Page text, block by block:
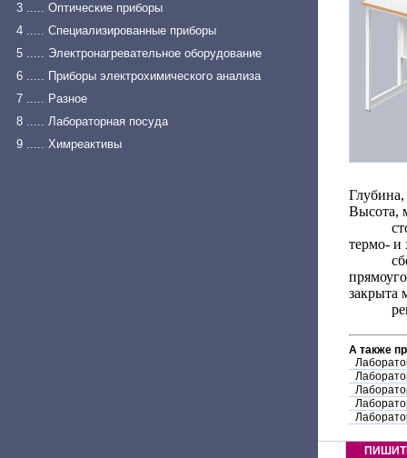
3 ..... Оптические приборы
4 ..... Специализированные приборы
5 ..... Электронагревательное оборудование
6 ..... Приборы электрохимического анализа
7 ..... Разное
8 ..... Лабораторная посуда
9 ..... Химреактивы
Высота,
термо- и
закрыта
А также